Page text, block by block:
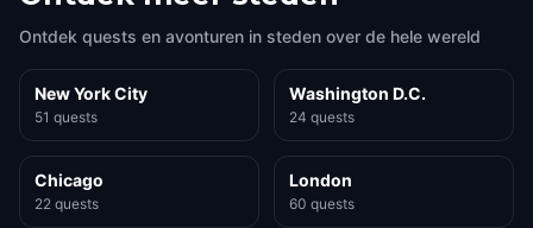
Ontdek quests en avonturen in steden over de hele wereld
New York City
51 quests
Washington D.C.
24 quests
Chicago
22 quests
London
60 quests